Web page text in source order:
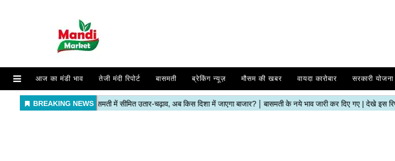
आज का मंडी भाव तेजी मंदी रिपोर्ट बासमती ब्रेकिंग न्यूज़ मौसम की खबर वायदा कारोबार सरकारी योजना